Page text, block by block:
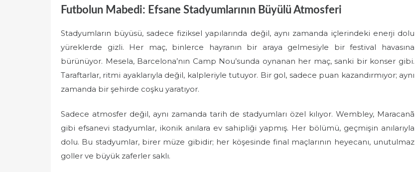
Futbolun Mabedi: Efsane Stadyumlarının Büyülü Atmosferi
Stadyumların büyüsü, sadece fiziksel yapılarında değil, aynı zamanda içlerindeki enerji dolu
yüreklerde gizli. Her maç, binlerce hayranın bir araya gelmesiyle bir festival havasına
bürünüyor. Mesela, Barcelona’nın Camp Nou’sunda oynanan her maç, sanki bir konser gibi.
Taraftarlar, ritmi ayaklarıyla değil, kalpleriyle tutuyor. Bir gol, sadece puan kazandırmıyor; aynı
zamanda bir şehirde coşku yaratıyor.
Sadece atmosfer değil, aynı zamanda tarih de stadyumları özel kılıyor. Wembley, Maracanã
gibi efsanevi stadyumlar, ikonik anılara ev sahipliği yapmış. Her bölümü, geçmişin anılarıyla
dolu. Bu stadyumlar, birer müze gibidir; her köşesinde final maçlarının heyecanı, unutulmaz
goller ve büyük zaferler saklı.